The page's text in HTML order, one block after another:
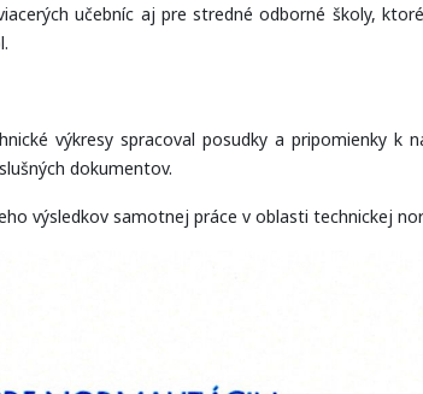
učebníc aj pre stredné odborné školy,
výkresy spracoval posudky a pripomienky
dokumentov.
výsledkov samotnej práce v oblasti technickej